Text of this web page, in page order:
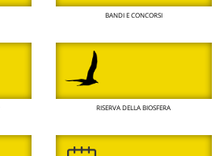
BANDI E CONCORSI
RISERVA DELLA BIOSFERA